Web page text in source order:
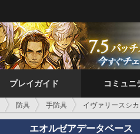
プレイガイド コミュニ
防具 手防具 イヴァリースシ
エオルゼアデータベース